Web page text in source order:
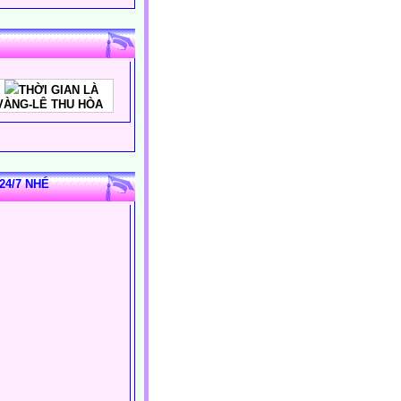
THỜI GIAN LÀ
LÊ THU HÒA
7 NHÉ